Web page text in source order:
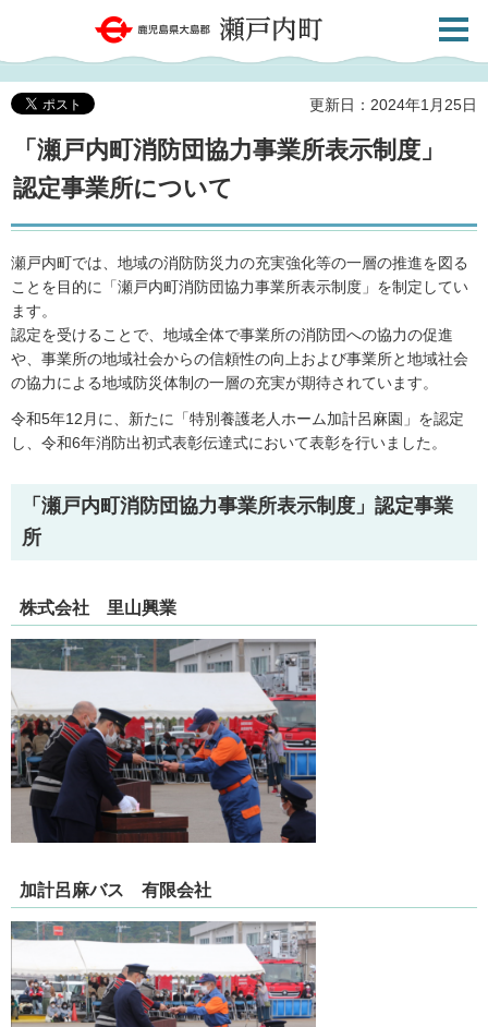
鹿児島県大島郡 瀬戸内町
共通メ
更新日：2024年1月25日
「瀬戸内町消防団協力事業所表示制度」
認定事業所について
瀬戸内町では、地域の消防防災力の充実強化等の一層の推進を図る
ことを目的に「瀬戸内町消防団協力事業所表示制度」を制定してい
ます。
認定を受けることで、地域全体で事業所の消防団への協力の促進
や、事業所の地域社会からの信頼性の向上および事業所と地域社会
の協力による地域防災体制の一層の充実が期待されています。
令和5年12月に、新たに「特別養護老人ホーム加計呂麻園」を認定
し、令和6年消防出初式表彰伝達式において表彰を行いました。
「瀬戸内町消防団協力事業所表示制度」認定事業
所
株式会社 里山興業
加計呂麻バス 有限会社